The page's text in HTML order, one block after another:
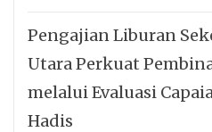
Pengajian Liburan
Utara Perkuat
melalui Evaluasi
Hadis